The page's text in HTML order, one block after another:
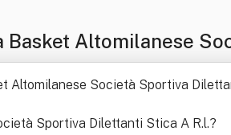
Basket Altomilanese
Altomilanese Società Sportiva
Sportiva Dilettanti Stica A R.l.?